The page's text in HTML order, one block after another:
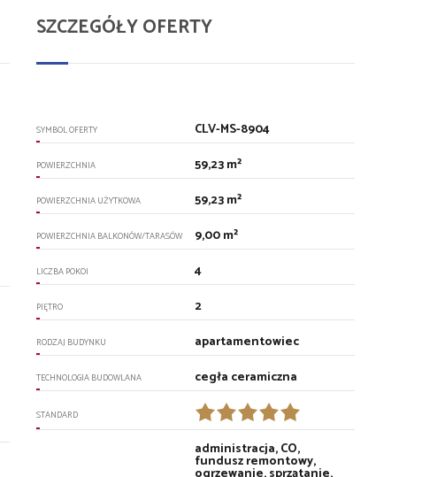
SZCZEGÓŁY OFERTY
SYMBOL OFERTY CLV-MS-8904
POWIERZCHNIA 59,23 m²
POWIERZCHNIA UŻYTKOWA 59,23 m²
POWIERZCHNIA BALKONÓW/TARASÓW 9,00 m²
LICZBA POKOI 4
PIĘTRO 2
RODZAJ BUDYNKU apartamentowiec
TECHNOLOGIA BUDOWLANA cegła ceramiczna
STANDARD
administracja, CO,
fundusz remontowy,